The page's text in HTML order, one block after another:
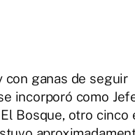
con ganas de seguir
incorporó como
Bosque, otro cinco